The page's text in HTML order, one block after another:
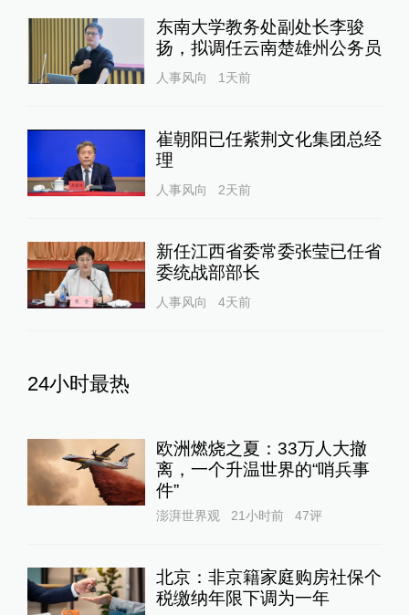
东南大学教务处副处长李骏
扬，拟调任云南楚雄州公务员
人事风向 1天前
崔朝阳已任紫荆文化集团总经
理
人事风向 2天前
新任江西省委常委张莹已任省
委统战部部长
人事风向 4天前
24小时最热
欧洲燃烧之夏：33万人大撤
离，一个升温世界的“哨兵事
件”
澎湃世界观 21小时前 47评
北京：非京籍家庭购房社保个
税缴纳年限下调为一年